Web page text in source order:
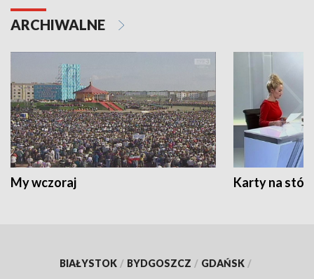
ARCHIWALNE
My wczoraj Karty na
BIAŁYSTOK / BYDGOSZCZ / GDAŃSK /